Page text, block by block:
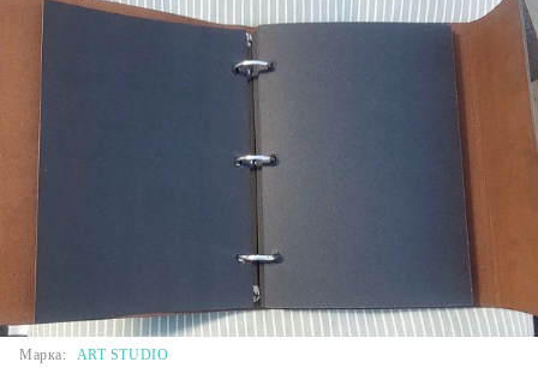
Tweet
Марка: ART STUDIO